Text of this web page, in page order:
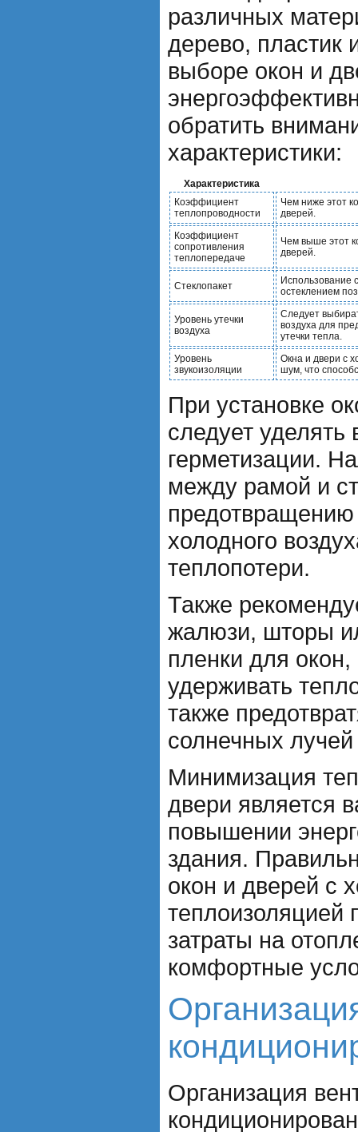
различных
дерево,
выборе окон и
обратить
характеристики:
Характеристика
Коэффициент
теплопроводности
Чем ниже этот
дверей.
Коэффициент
сопротивления
теплопередаче
Чем выше этот
дверей.
Стеклопакет
Использование
остеклением
Уровень утечки
воздуха
Следует
воздуха для
утечки тепла.
Уровень
звукоизоляции
Окна и двери с
шум, что
При установке
следует уделять
герметизации.
между рамой и
холодного
теплопотери.
Также
жалюзи, шторы
пленки для
удерживать
также
солнечных
Минимизация
двери является
повышении
здания.
окон и дверей с
теплоизоляцией
затраты на
комфортные
Организация